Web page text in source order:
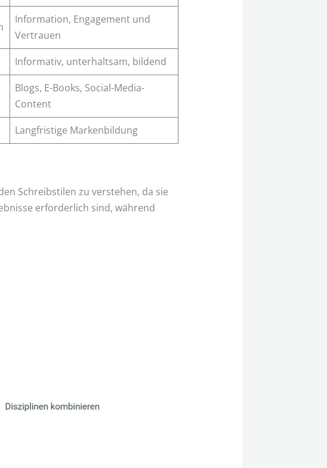
Information, Engagement und
Vertrauen
Informativ, unterhaltsam, bildend
Blogs, E-Books, Social-Media-
Content
Langfristige Markenbildung
Schreibstilen zu verstehen, da sie
erforderlich sind, während